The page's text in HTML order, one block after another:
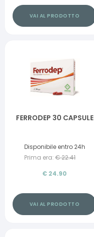
VAI AL PRODOTTO
FERRODEP 30 CAPSULE
Disponibile entro 24h
Prima era: €22.41
€ 24.90
VAI AL PRODOTTO